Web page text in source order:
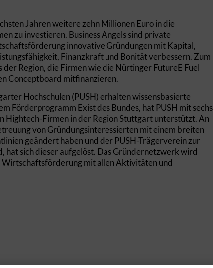
Jahren weitere zehn Millionen Euro in die
zu investieren. Business Angels sind private
innovative Gründungen mit Kapital,
Finanzkraft und Bonität verbessern. Zum
Region, die Firmen wie die Nürtinger FutureE Fuel
Conceptboard mitfinanzieren.
Hochschulen (PUSH) erhalten wissensbasierte
Förderprogramm Exist des Bundes, hat PUSH mit sechs
Hightech-Firmen in der Region Stuttgart unterstützt. An
von Gründungsinteressierten mit einem breiten
geändert haben und der PUSH-Trägerverein zur
sich dieser aufgelöst. Das Gründernetzwerk wird
mit allen Aktivitäten und